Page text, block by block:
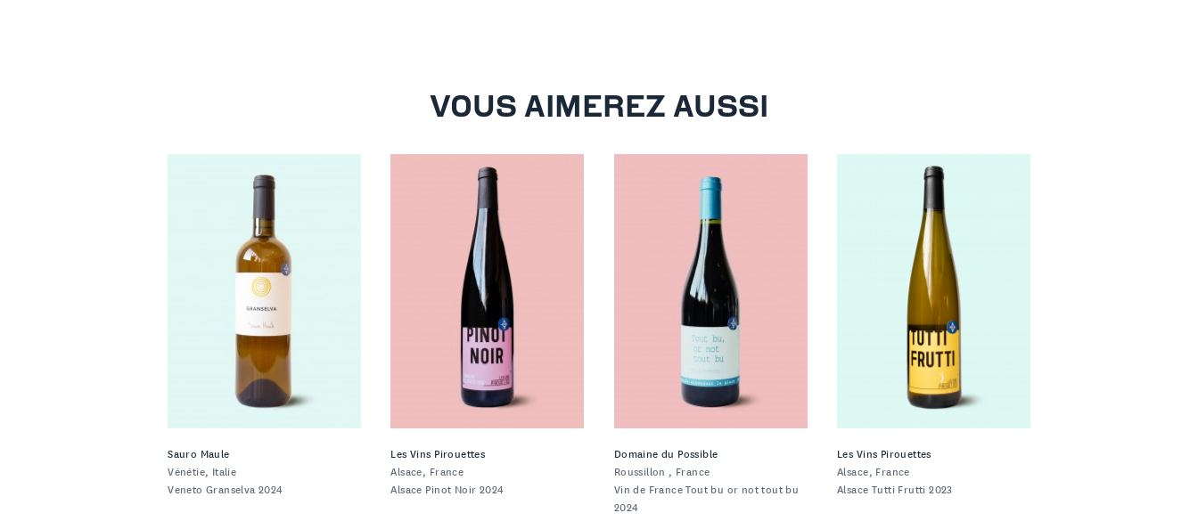
VOUS AIMEREZ AUSSI
Sauro Maule
Vénétie, Italie
Veneto Granselva 2024
Les Vins Pirouettes
Alsace, France
Alsace Pinot Noir 2024
Domaine du Possible
Roussillon , France
Vin de France Tout bu or not tout bu
2024
Les Vins Pirouettes
Alsace, France
Alsace Tutti Frutti 2023